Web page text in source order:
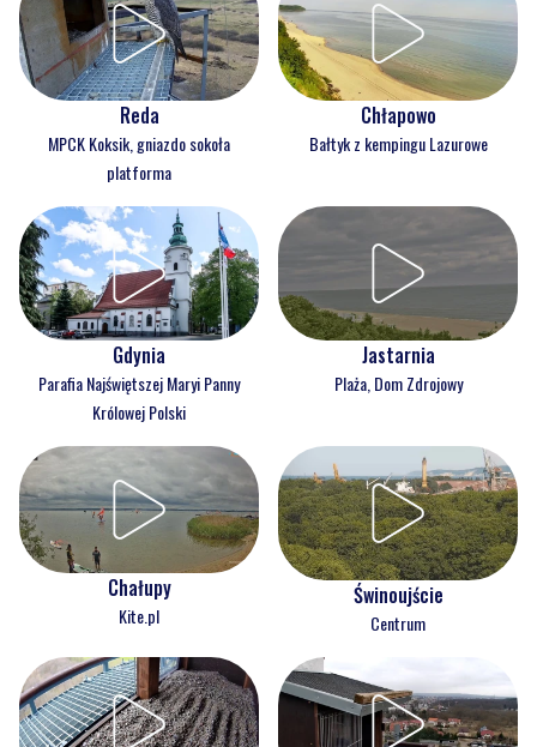
Reda
MPCK Koksik, gniazdo sokoła
platforma
Chłapowo
Bałtyk z kempingu Lazurowe
Gdynia
Parafia Najświętszej Maryi Panny
Królowej Polski
Jastarnia
Plaża, Dom Zdrojowy
Chałupy
Kite.pl
Świnoujście
Centrum